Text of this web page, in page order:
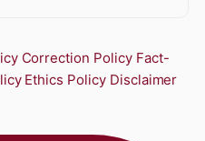
Correction Policy Fact-
Ethics Policy Disclaimer